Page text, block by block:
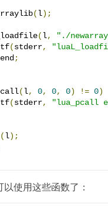
(l);
(l, "./
(stderr,
end ;
(l, 0, 0, 0) != 0)
(stderr, "lua_pcall
(l);
以使用这些函数了：